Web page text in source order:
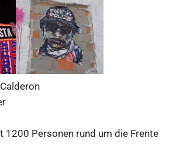
1200 Personen rund um die Frente